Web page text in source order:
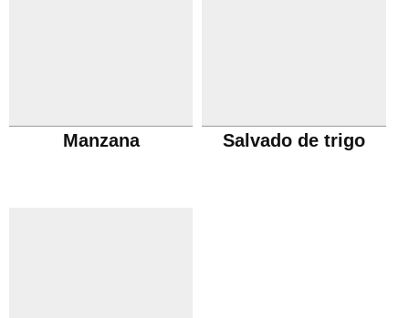
Manzana Salvado de trigo